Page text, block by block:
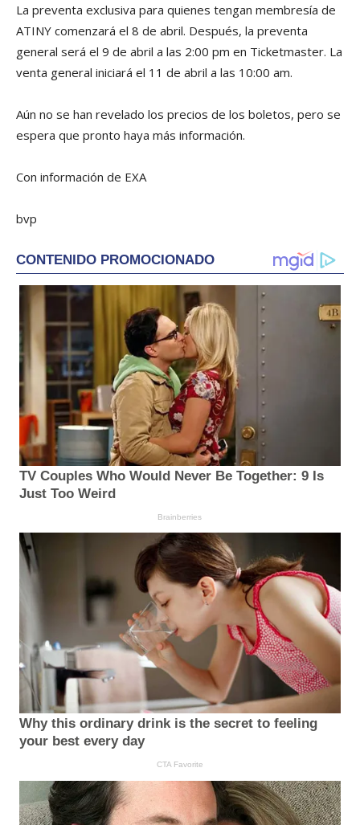
La preventa exclusiva para quienes tengan membresía de
ATINY comenzará el 8 de abril. Después, la preventa
general será el 9 de abril a las 2:00 pm en Ticketmaster. La
venta general iniciará el 11 de abril a las 10:00 am.
Aún no se han revelado los precios de los boletos, pero se
espera que pronto haya más información.
Con información de EXA
bvp